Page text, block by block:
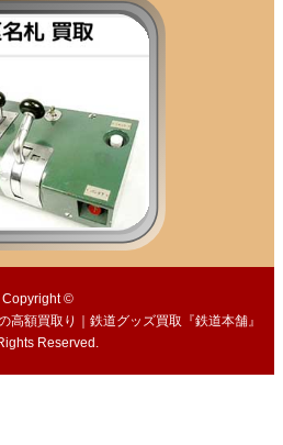
Copyright ©
高額買取り｜鉄道グッズ買取『鉄道本舗』
Reserved.